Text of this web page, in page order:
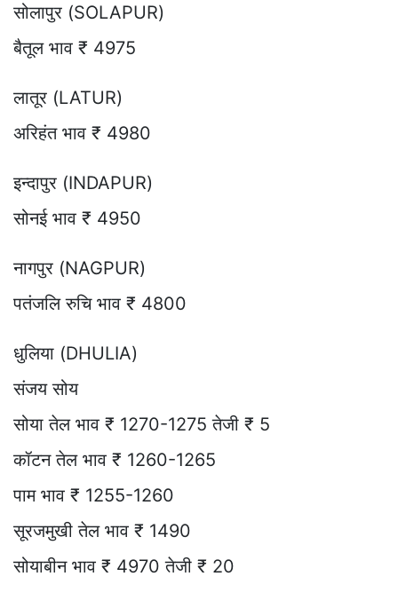
सोलापुर (SOLAPUR)
बैतूल भाव ₹ 4975
लातूर (LATUR)
अरिहंत भाव ₹ 4980
इन्दापुर (INDAPUR)
सोनई भाव ₹ 4950
नागपुर (NAGPUR)
पतंजलि रुचि भाव ₹ 4800
धुलिया (DHULIA)
संजय सोय
सोया तेल भाव ₹ 1270-1275 तेजी ₹ 5
कॉटन तेल भाव ₹ 1260-1265
पाम भाव ₹ 1255-1260
सूरजमुखी तेल भाव ₹ 1490
सोयाबीन भाव ₹ 4970 तेजी ₹ 20